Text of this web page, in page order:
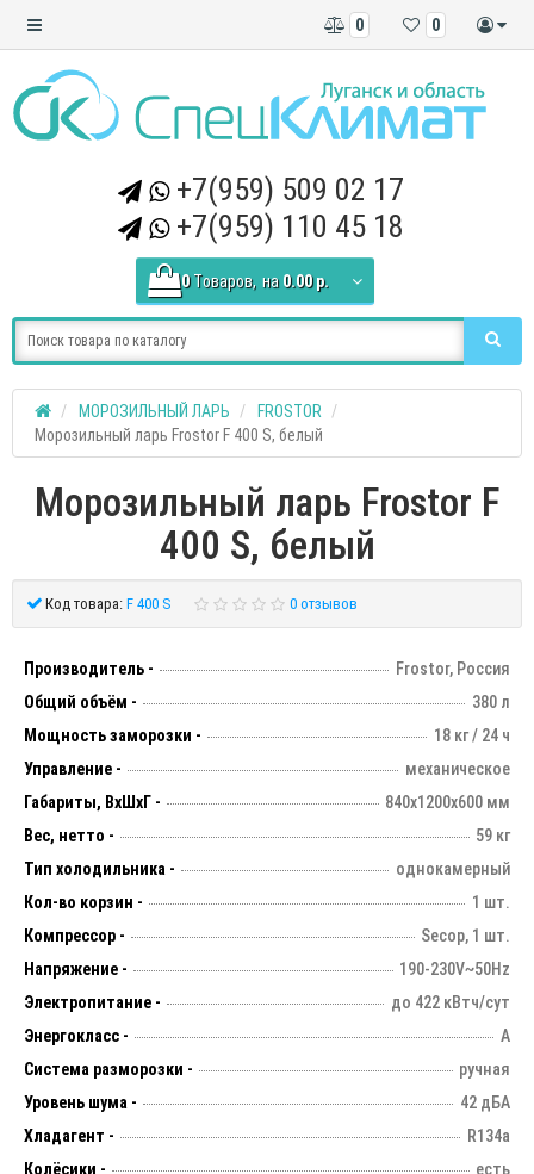
0
0
+7(959) 509 02 17
+7(959) 110 45 18
0 Tоваров, на 0.00 р.
МОРОЗИЛЬНЫЙ ЛАРЬ
FROSTOR
Морозильный ларь Frostor F 400 S, белый
Морозильный ларь Frostor F
400 S, белый
Код товара: F 400 S 0 отзывов
Производитель -
Frostor, Россия
Общий объём -
380 л
Мощность заморозки -
18 кг / 24 ч
Управление -
механическое
Габариты, ВхШхГ -
840х1200х600 мм
Вес, нетто -
59 кг
Тип холодильника -
однокамерный
Кол-во корзин -
1 шт.
Компрессор -
Secop, 1 шт.
Напряжение -
190-230V~50Hz
Электропитание -
до 422 кВтч/сут
Энергокласс -
А
Система разморозки -
ручная
Уровень шума -
42 дБА
Хладагент -
R134a
Колёсики -
есть